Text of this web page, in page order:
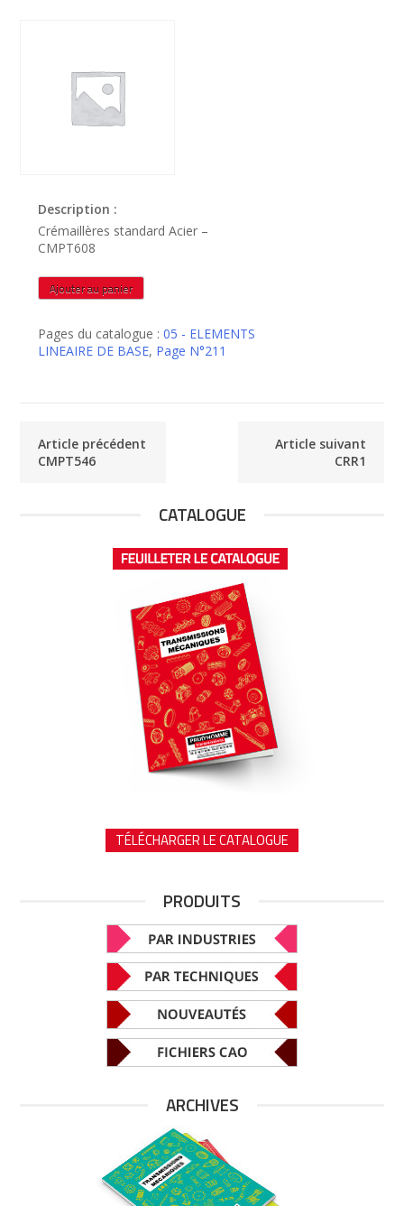
Description :
Crémaillères standard Acier –
CMPT608
quantité
de
Ajouter au panier
Pages du catalogue :05 - ELEMENTS
LINEAIRE DE BASE, Page N°211
Article précédent
CMPT546
Article suivant
CRR1
CATALOGUE
TÉLÉCHARGER LE CATALOGUE
PRODUITS
ARCHIVES